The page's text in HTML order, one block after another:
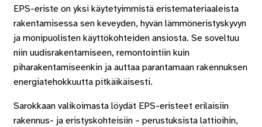
EPS-eriste on yksi käytetyimmistä eristemateriaaleista
rakentamisessa sen keveyden, hyvän lämmöneristyskyvyn
ja monipuolisten käyttökohteiden ansiosta. Se soveltuu
niin uudisrakentamiseen, remontointiin kuin
piharakentamiseenkin ja auttaa parantamaan rakennuksen
energiatehokkuutta pitkäikäisesti.
Sarokkaan valikoimasta löydät EPS-eristeet erilaisiin
rakennus- ja eristyskohteisiin – perustuksista lattioihin,